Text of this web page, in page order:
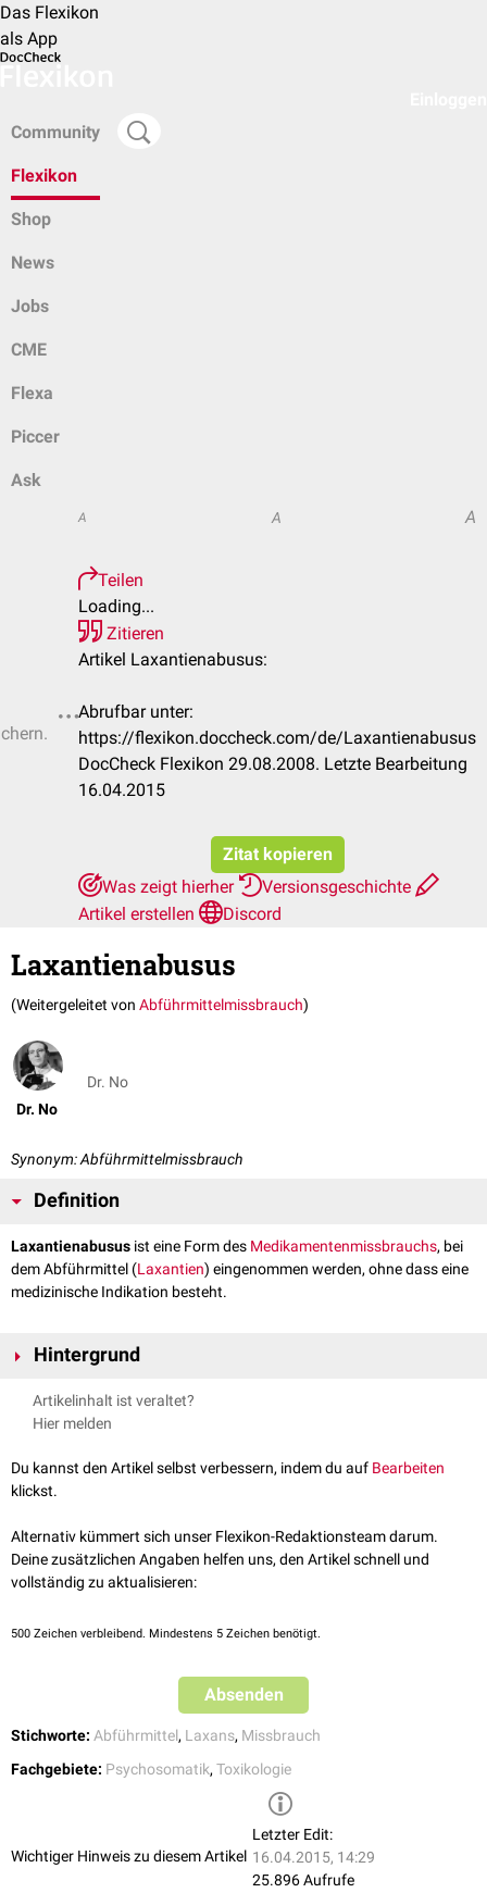
Das Flexikon
als App
Community
Flexikon
Shop
News
Jobs
CME
Flexa
Piccer
Ask
A A A
Teilen
Loading...
Zitieren
Artikel Laxantienabusus:
Abrufbar unter:
https://flexikon.doccheck.com/de/Laxantienabusus
DocCheck Flexikon 29.08.2008. Letzte Bearbeitung
16.04.2015
Zitat kopieren
Was zeigt hierher
Versionsgeschichte
Artikel erstellen
Discord
Laxantienabusus
(Weitergeleitet von Abführmittelmissbrauch)
Dr. No
Dr. No
Synonym: Abführmittelmissbrauch
Definition
Laxantienabusus ist eine Form des Medikamentenmissbrauchs, bei
dem Abführmittel (Laxantien) eingenommen werden, ohne dass eine
medizinische Indikation besteht.
Hintergrund
Der Laxantienabusus dient nicht der Behebung einer
aber durch die ständige Beeinträchtigung der Verdauung zu einer
Gewichtsreduktion - oft im Rahmen von Essstörungen (z.B.
Bulimia
nervosa
Artikelinhalt ist veraltet?
Hier melden
Du kannst den Artikel selbst verbessern, indem du auf Bearbeiten
klickst.
Alternativ kümmert sich unser Flexikon-Redaktionsteam darum.
Deine zusätzlichen Angaben helfen uns, den Artikel schnell und
vollständig zu aktualisieren:
500 Zeichen verbleibend. Mindestens 5 Zeichen benötigt.
Absenden
Stichworte: Abführmittel, Laxans, Missbrauch
Fachgebiete: Psychosomatik, Toxikologie
Wichtiger Hinweis zu diesem Artikel
Letzter Edit:
16.04.2015, 14:29
25.896 Aufrufe